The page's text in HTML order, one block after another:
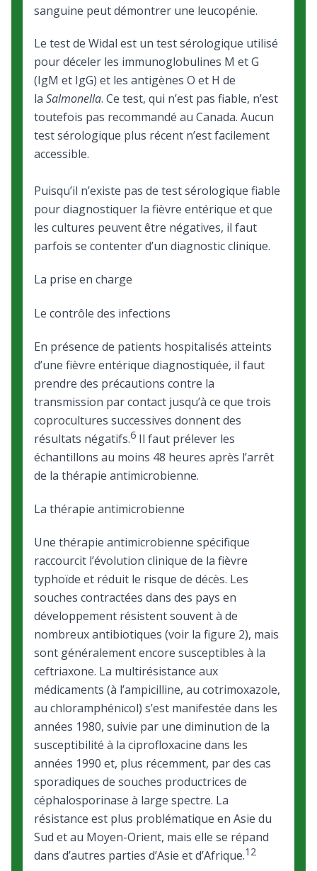
sanguine peut démontrer une leucopénie.
Le test de Widal est un test sérologique utilisé
pour déceler les immunoglobulines M et G
(IgM et IgG) et les antigènes O et H de
la Salmonella. Ce test, qui n’est pas fiable, n’est
toutefois pas recommandé au Canada. Aucun
test sérologique plus récent n’est facilement
accessible.
Puisqu’il n’existe pas de test sérologique fiable
pour diagnostiquer la fièvre entérique et que
les cultures peuvent être négatives, il faut
parfois se contenter d’un diagnostic clinique.
La prise en charge
Le contrôle des infections
En présence de patients hospitalisés atteints
d’une fièvre entérique diagnostiquée, il faut
prendre des précautions contre la
transmission par contact jusqu’à ce que trois
coprocultures successives donnent des
résultats négatifs.6 Il faut prélever les
échantillons au moins 48 heures après l’arrêt
de la thérapie antimicrobienne.
La thérapie antimicrobienne
Une thérapie antimicrobienne spécifique
raccourcit l’évolution clinique de la fièvre
typhoïde et réduit le risque de décès. Les
souches contractées dans des pays en
développement résistent souvent à de
nombreux antibiotiques (voir la figure 2), mais
sont généralement encore susceptibles à la
ceftriaxone. La multirésistance aux
médicaments (à l’ampicilline, au cotrimoxazole,
au chloramphénicol) s’est manifestée dans les
années 1980, suivie par une diminution de la
susceptibilité à la ciprofloxacine dans les
années 1990 et, plus récemment, par des cas
sporadiques de souches productrices de
céphalosporinase à large spectre. La
résistance est plus problématique en Asie du
Sud et au Moyen-Orient, mais elle se répand
dans d’autres parties d’Asie et d’Afrique.12